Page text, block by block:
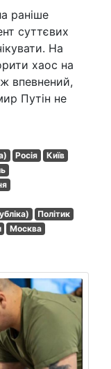
раніше
суттєвих
На
хаос на
впевнений,
Путін не
Росія
Київ
Політик
Москва